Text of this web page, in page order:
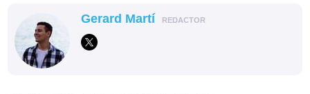
Gerard Martí REDACTOR